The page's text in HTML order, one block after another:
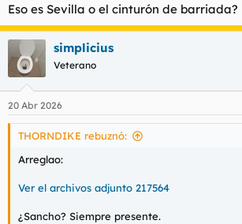
Eso es Sevilla o el cinturón de barriada?
simplicius
Veterano
20 Abr 2026
THORNDIKE rebuznó:
Arreglao:
Ver el archivos adjunto 217564
¿Sancho? Siempre presente.